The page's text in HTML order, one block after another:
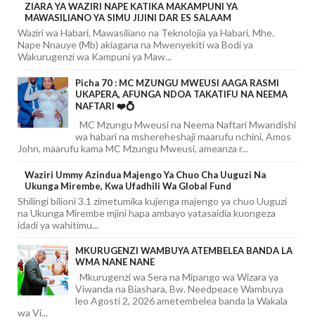
ZIARA YA WAZIRI NAPE KATIKA MAKAMPUNI YA
MAWASILIANO YA SIMU JIJINI DAR ES SALAAM
Waziri wa Habari, Mawasiliano na Teknolojia ya Habari, Mhe.
Nape Nnauye (Mb) akiagana na Mwenyekiti wa Bodi ya
Wakurugenzi wa Kampuni ya Maw...
Picha 70 : MC MZUNGU MWEUSI AAGA RASMI
UKAPERA, AFUNGA NDOA TAKATIFU NA NEEMA
NAFTARI ❤️💍
MC Mzungu Mweusi na Neema Naftari Mwandishi
wa habari na mshereheshaji maarufu nchini, Amos
John, maarufu kama MC Mzungu Mweusi, ameanza r...
Waziri Ummy Azindua Majengo Ya Chuo Cha Uuguzi Na
Ukunga Mirembe, Kwa Ufadhili Wa Global Fund
Shilingi bilioni 3.1 zimetumika kujenga majengo ya chuo Uuguzi
na Ukunga Mirembe mjini hapa ambayo yatasaidia kuongeza
idadi ya wahitimu...
MKURUGENZI WAMBUYA ATEMBELEA BANDA LA
WMA NANE NANE
Mkurugenzi wa Sera na Mipango wa Wizara ya
Viwanda na Biashara, Bw. Needpeace Wambuya
leo Agosti 2, 2026 ametembelea banda la Wakala
wa Vi...